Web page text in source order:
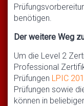
benötigen.
Der weitere Weg
Um die Level 2
Professional
Prüfungen LPIC 201
Prüfungen sowie
können in